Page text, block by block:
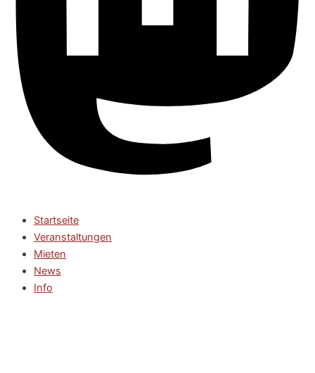
Startseite
Veranstaltungen
Mieten
News
Info